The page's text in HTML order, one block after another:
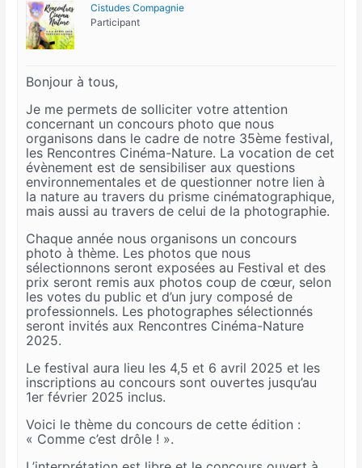
Cistudes Compagnie
Participant
Bonjour à tous,
Je me permets de solliciter votre attention
concernant un concours photo que nous
organisons dans le cadre de notre 35ème festival,
les Rencontres Cinéma-Nature. La vocation de cet
évènement est de sensibiliser aux questions
environnementales et de questionner notre lien à
la nature au travers du prisme cinématographique,
mais aussi au travers de celui de la photographie.
Chaque année nous organisons un concours
photo à thème. Les photos que nous
sélectionnons seront exposées au Festival et des
prix seront remis aux photos coup de cœur, selon
les votes du public et d’un jury composé de
professionnels. Les photographes sélectionnés
seront invités aux Rencontres Cinéma-Nature
2025.
Le festival aura lieu les 4,5 et 6 avril 2025 et les
inscriptions au concours sont ouvertes jusqu’au
1er février 2025 inclus.
Voici le thème du concours de cette édition :
« Comme c’est drôle ! ».